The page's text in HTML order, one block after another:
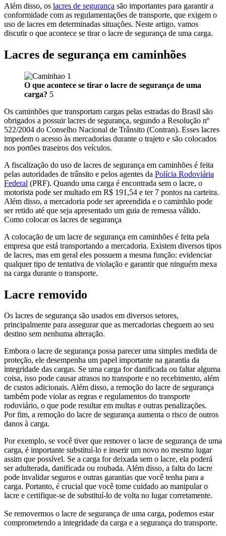
Além disso, os lacres de segurança são importantes para garantir a
conformidade com as regulamentações de transporte, que exigem o
uso de lacres em determinadas situações. Neste artigo, vamos
discutir o que acontece se tirar o lacre de segurança de uma carga.
Lacres de segurança em caminhões
O que acontece se tirar o lacre de segurança de uma
carga? 5
Os caminhões que transportam cargas pelas estradas do Brasil são
obrigados a possuir lacres de segurança, segundo a Resolução nº
522/2004 do Conselho Nacional de Trânsito (Contran). Esses lacres
impedem o acesso às mercadorias durante o trajeto e são colocados
nos portões traseiros dos veículos.
A fiscalização do uso de lacres de segurança em caminhões é feita
pelas autoridades de trânsito e pelos agentes da Polícia Rodoviária
Federal (PRF). Quando uma carga é encontrada sem o lacre, o
motorista pode ser multado em R$ 191,54 e ter 7 pontos na carteira.
Além disso, a mercadoria pode ser apreendida e o caminhão pode
ser retido até que seja apresentado um guia de remessa válido.
Como colocar os lacres de segurança
A colocação de um lacre de segurança em caminhões é feita pela
empresa que está transportando a mercadoria. Existem diversos tipos
de lacres, mas em geral eles possuem a mesma função: evidenciar
qualquer tipo de tentativa de violação e garantir que ninguém mexa
na carga durante o transporte.
Lacre removido
Os lacres de segurança são usados em diversos setores,
principalmente para assegurar que as mercadorias cheguem ao seu
destino sem nenhuma alteração.
Embora o lacre de segurança possa parecer uma simples medida de
proteção, ele desempenha um papel importante na garantia da
integridade das cargas. Se uma carga for danificada ou faltar alguma
coisa, isso pode causar atrasos no transporte e no recebimento, além
de custos adicionais. Além disso, a remoção do lacre de segurança
também pode violar as regras e regulamentos do transporte
rodoviário, o que pode resultar em multas e outras penalizações.
Por fim, a remoção do lacre de segurança aumenta o risco de outros
danos à carga.
Por exemplo, se você tiver que remover o lacre de segurança de uma
carga, é importante substituí-lo e inserir um novo no mesmo lugar
assim que possível. Se a carga for deixada sem o lacre, ela poderá
ser adulterada, danificada ou roubada. Além disso, a falta do lacre
pode invalidar seguros e outras garantias que você tenha para a
carga. Portanto, é crucial que você tome cuidado ao manipular o
lacre e certifique-se de substituí-lo de volta no lugar corretamente.
Se removermos o lacre de segurança de uma carga, podemos estar
comprometendo a integridade da carga e a segurança do transporte.